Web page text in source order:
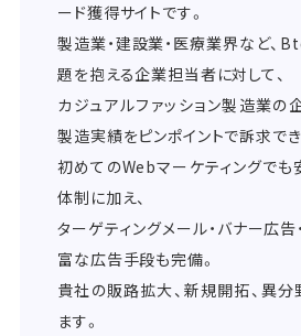
ード獲得サイトです。
製造業・建設業・医療業界など、
題を抱える企業担当者に対して、
カジュアルファッション製造業の
製造実績をピンポイントで訴求でき
初めてのWebマーケティングでも
体制に加え、
ターゲティングメール・バナー広
富な広告手段も完備。
貴社の販路拡大、新規開拓、異分
ます。